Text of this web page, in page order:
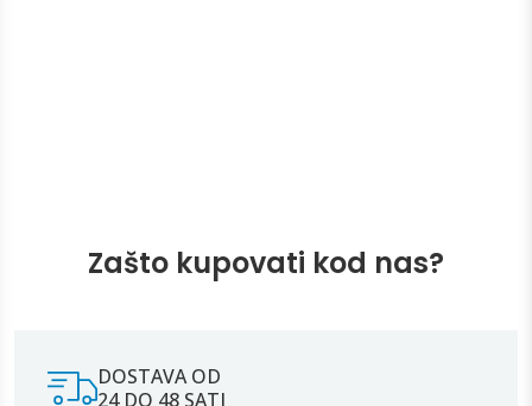
Zašto kupovati kod nas?
DOSTAVA OD
24 DO 48 SATI